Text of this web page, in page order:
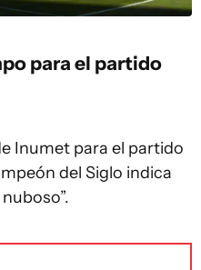
para el partido
Inumet para el partido
del Siglo indica